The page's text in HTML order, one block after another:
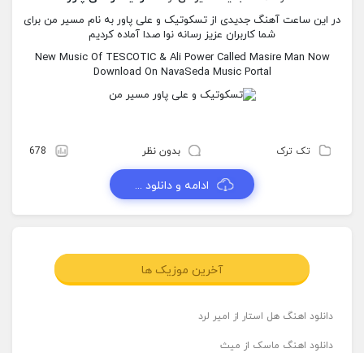
در این ساعت آهنگ جدیدی از تسکوتیک و علی پاور به نام مسیر من برای
شما کاربران عزیز رسانه نوا صدا آماده کردیم
New Music Of TESCOTIC & Ali Power Called Masire Man Now
Download On NavaSeda Music Portal
تک ترک بدون نظر 678
ادامه و دانلود ...
آخرین موزیک ها
دانلود اهنگ هل استار از امیر لرد
دانلود اهنگ ماسک از میث